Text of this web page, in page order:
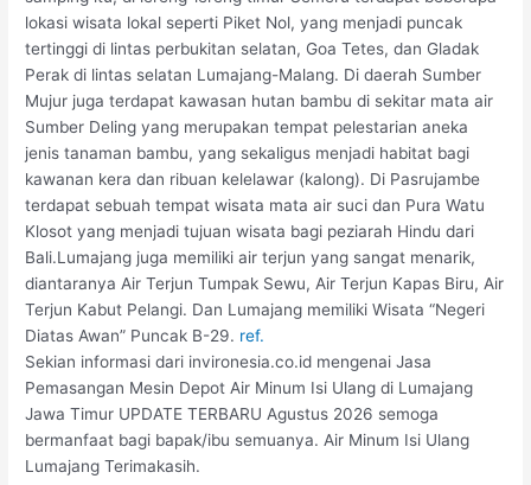
lokasi wisata lokal seperti Piket Nol, yang menjadi puncak
tertinggi di lintas perbukitan selatan, Goa Tetes, dan Gladak
Perak di lintas selatan Lumajang-Malang. Di daerah Sumber
Mujur juga terdapat kawasan hutan bambu di sekitar mata air
Sumber Deling yang merupakan tempat pelestarian aneka
jenis tanaman bambu, yang sekaligus menjadi habitat bagi
kawanan kera dan ribuan kelelawar (kalong). Di Pasrujambe
terdapat sebuah tempat wisata mata air suci dan Pura Watu
Klosot yang menjadi tujuan wisata bagi peziarah Hindu dari
Bali.Lumajang juga memiliki air terjun yang sangat menarik,
diantaranya Air Terjun Tumpak Sewu, Air Terjun Kapas Biru, Air
Terjun Kabut Pelangi. Dan Lumajang memiliki Wisata “Negeri
Diatas Awan” Puncak B-29. ref.
Sekian informasi dari invironesia.co.id mengenai Jasa
Pemasangan Mesin Depot Air Minum Isi Ulang di Lumajang
Jawa Timur UPDATE TERBARU Agustus 2026 semoga
bermanfaat bagi bapak/ibu semuanya. Air Minum Isi Ulang
Lumajang Terimakasih.